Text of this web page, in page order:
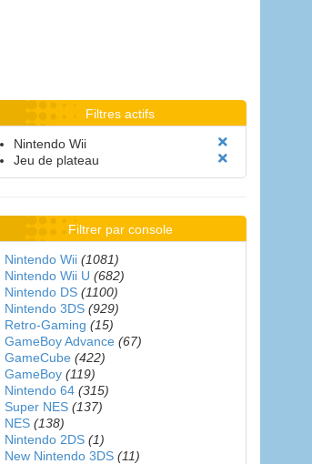
Filtres actifs
Nintendo Wii
Jeu de plateau
Filtrer par console
Nintendo Wii (1081)
Nintendo Wii U (682)
Nintendo DS (1100)
Nintendo 3DS (929)
Retro-Gaming (15)
GameBoy Advance (67)
GameCube (422)
GameBoy (119)
Nintendo 64 (315)
Super NES (137)
NES (138)
Nintendo 2DS (1)
New Nintendo 3DS (11)